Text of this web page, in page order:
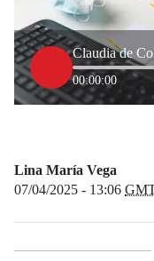
00:00:00
Lina María Vega
07/04/2025 - 13:06